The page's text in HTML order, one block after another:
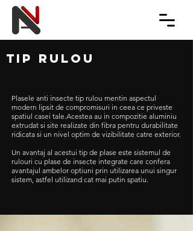
Tip Rulou
Plasele anti insecte tip rulou mentin aspectul
modern lipsit de compromisuri in ceea ce priveste
spatiul casei tale.Acestea au in compozitie aluminiu
extrudat si site realizate din fibra pentru durabilitate
ridicata si un nivel optim de vizibilitate catre exterior.
Un avantaj al acestui tip de plase este sistemul de
rulouri cu plase de insecte integrate care confera
avantajul ambelor optiuni prin utilizarea unui singur
sistem, astfel utilizand cat mai putin spatiu.